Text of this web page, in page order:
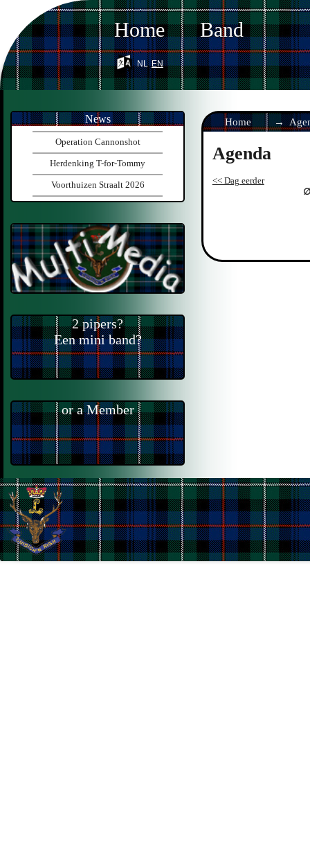
Home Band
nl en
Home
Agenda
<< Dag eerder
News
Operation Cannonshot
Herdenking T-for-Tommy
Voorthuizen Straalt 2026
2 pipers?
Een mini band?
or a Member